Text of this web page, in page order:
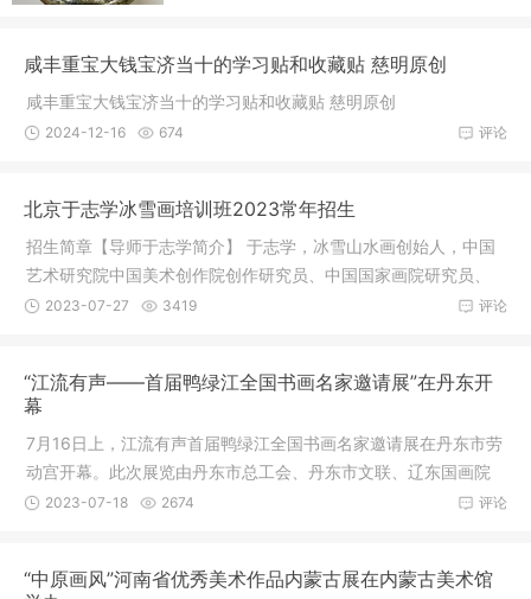
咸丰重宝大钱宝济当十的学习贴和收藏贴 慈明原创
咸丰重宝大钱宝济当十的学习贴和收藏贴 慈明原创
评论
2024-12-16 674
北京于志学冰雪画培训班2023常年招生
招生简章【导师于志学简介】 于志学，冰雪山水画创始人，中国
艺术研究院中国美术创作院创作研究员、中国国家画院研究员、
中国艺
评论
2023-07-27 3419
“江流有声——首届鸭绿江全国书画名家邀请展”在丹东开
幕
7月16日上，江流有声首届鸭绿江全国书画名家邀请展在丹东市劳
动宫开幕。此次展览由丹东市总工会、丹东市文联、辽东国画院
联合主
评论
2023-07-18 2674
“中原画风”河南省优秀美术作品内蒙古展在内蒙古美术馆